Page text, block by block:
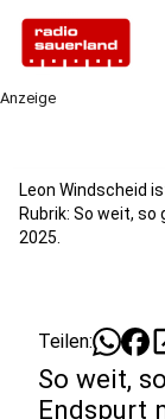
Anzeige
Leon Windscheid
Rubrik: So weit,
2025.
Teilen:
So weit,
Endspurt